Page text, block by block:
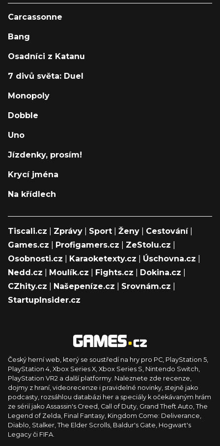
Carcassonne
Bang
Osadníci z Katanu
7 divů světa: Duel
Monopoly
Dobble
Uno
Jízdenky, prosím!
Krycí jména
Na křídlech
Tiscali.cz Zprávy Sport Ženy Cestování|
Games.cz
Profigamers.cz ZeStolu.cz
Osobnosti.cz
Karaoketexty.cz Úschovna.cz
Nedd.cz
Moulík.cz Fights.cz Dokina.cz
CZhity.cz
Našepeníze.cz Srovnám.cz
StartupInsider.cz
Český herní web, který se soustředí na hry pro PC, PlayStation 5,
PlayStation 4, Xbox Series X, Xbox Series S, Nintendo Switch,
PlayStation VR2 a další platformy. Naleznete zde recenze,
dojmy z hraní, videorecenze i pravidelné novinky, stejně jako
podcasty, rozsáhlou databázi her a speciály k očekávaným hrám
ze sérií jako Assassin's Creed, Call of Duty, Grand Theft Auto, The
Legend of Zelda, Final Fantasy, Kingdom Come: Deliverance,
Diablo, Stalker, The Elder Scrolls, Baldur's Gate, Hogwart's
Legacy či FIFA.